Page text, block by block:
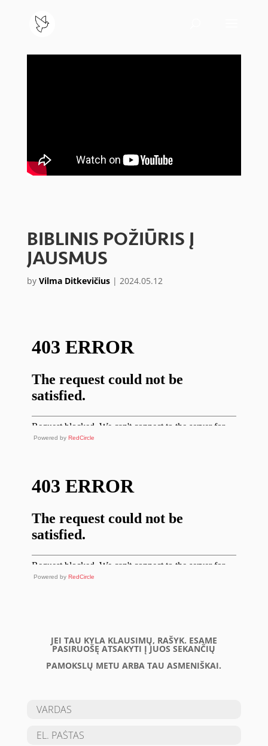
BIBLINIS POŽIŪRIS Į
JAUSMUS
by Vilma Ditkevičius| 2024.05.12
Powered by RedCircle
Powered by RedCircle
JEI TAU KYLA KLAUSIMŲ, RAŠYK. ESAME
PASIRUOŠĘ ATSAKYTI Į JUOS SEKANČIŲ
PAMOKSLŲ METU ARBA TAU ASMENIŠKAI.